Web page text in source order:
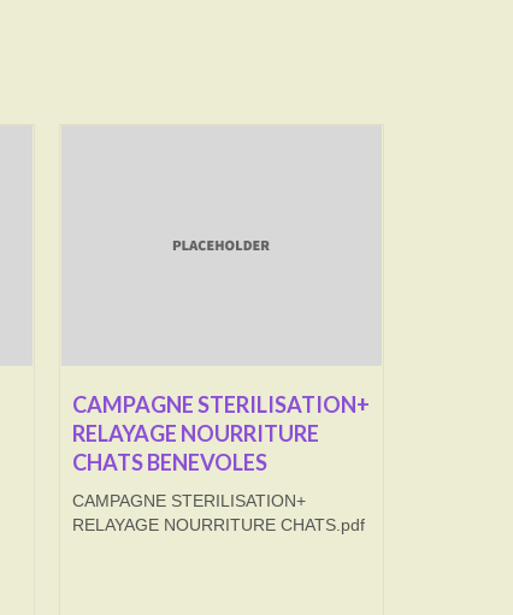
CAMPAGNE STERILISATION+
RELAYAGE NOURRITURE
CHATS BENEVOLES
CAMPAGNE STERILISATION+
RELAYAGE NOURRITURE CHATS.pdf